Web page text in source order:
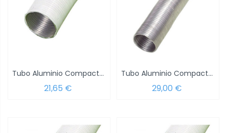
Tubo Aluminio Compacto Blanco Ø 120 mm. /...
21,65 €
Tubo Aluminio Compacto Gris Ø 200 mm. / 5...
29,00 €